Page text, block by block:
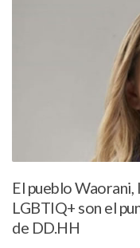
El pueblo Waorani,
LGBTIQ+ son el
de DD.HH